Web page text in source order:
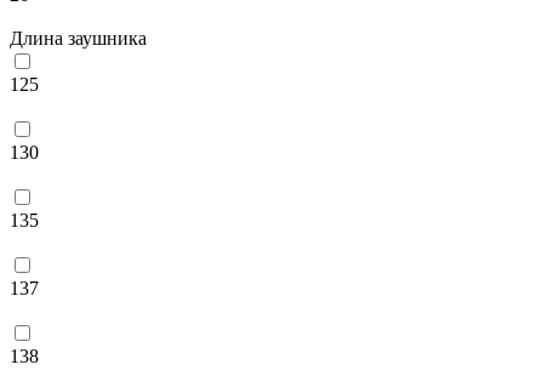
Длина заушника
125
130
135
137
138